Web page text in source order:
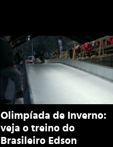
Olimpíada de Inverno:
veja o treino do
Brasileiro Edson